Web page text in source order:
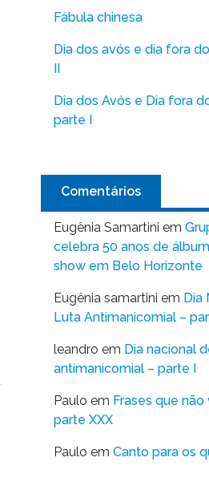
Fábula chinesa
Dia dos avós e dia fora
II
Dia dos Avós e Dia fora
parte I
Comentários
Eugênia Samartini em
celebra 50 anos de
show em Belo Horizonte
Eugênia samartini em Dia
Luta Antimanicomial –
leandro em Dia nacional
antimanicomial – parte I
Paulo em Frases que não
parte XXX
Paulo em Canto para os